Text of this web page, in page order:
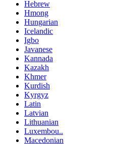
Hebrew
Hmong
Hungarian
Icelandic
Igbo
Javanese
Kannada
Kazakh
Khmer
Kurdish
Kyrgyz
Latin
Latvian
Lithuanian
Luxembou..
Macedonian